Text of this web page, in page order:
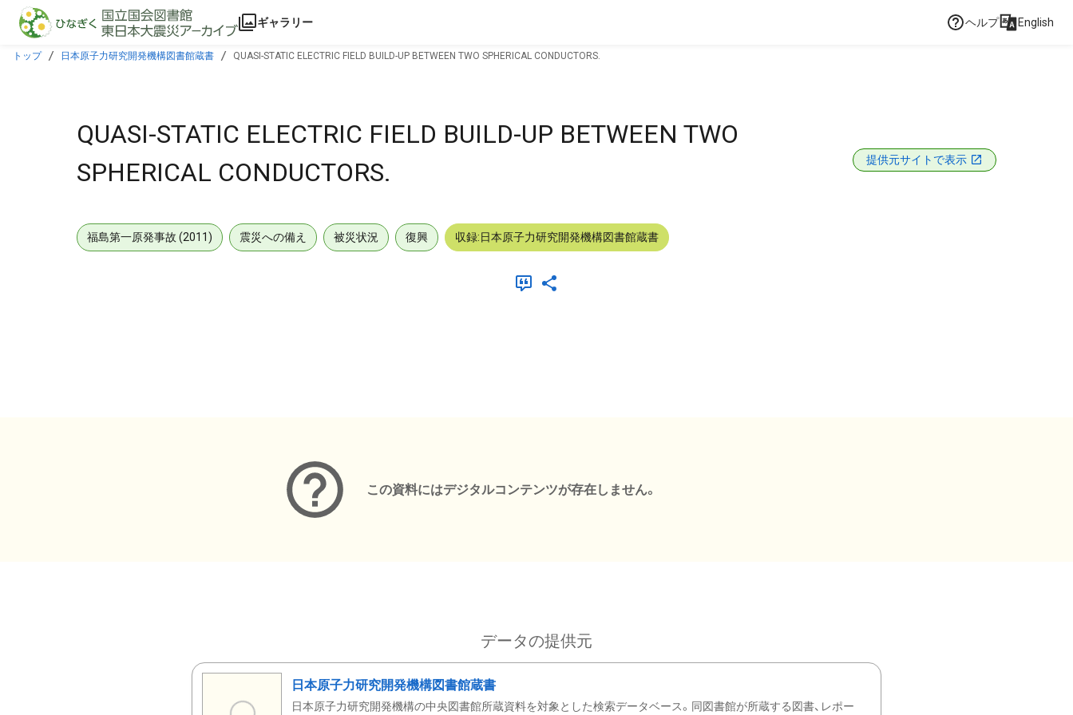
本文に飛ぶ
ギャラリー ヘルプ English
トップ 日本原子力研究開発機構図書館蔵書 QUASI-STATIC ELECTRIC FIELD BUILD-UP BETWEEN TWO SPHERICAL CONDUCTORS.
QUASI-STATIC ELECTRIC FIELD BUILD-UP BETWEEN TWO
SPHERICAL CONDUCTORS.
提供元サイトで表示
福島第一原発事故 (2011) 震災への備え 被災状況 復興 収録:日本原子力研究開発機構図書館蔵書
この資料にはデジタルコンテンツが存在しません。
データの提供元
日本原子力研究開発機構図書館蔵書
日本原子力研究開発機構の中央図書館所蔵資料を対象とした検索データベース。同図書館が所蔵する図書、レポー